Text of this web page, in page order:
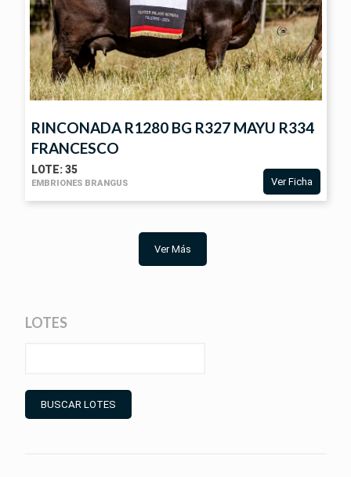
FICHA
RINCONADA R1280 BG R327 MAYU R334
FRANCESCO
LOTE: 35
EMBRIONES BRANGUS Ver Ficha
Ver Más
LOTES
BUSCAR LOTES